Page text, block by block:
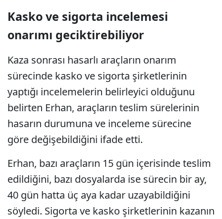
Kasko ve sigorta incelemesi
onarımı geciktirebiliyor
Kaza sonrası hasarlı araçların onarım
sürecinde kasko ve sigorta şirketlerinin
yaptığı incelemelerin belirleyici olduğunu
belirten Erhan, araçların teslim sürelerinin
hasarın durumuna ve inceleme sürecine
göre değişebildiğini ifade etti.
Erhan, bazı araçların 15 gün içerisinde teslim
edildiğini, bazı dosyalarda ise sürecin bir ay,
40 gün hatta üç aya kadar uzayabildiğini
söyledi. Sigorta ve kasko şirketlerinin kazanın